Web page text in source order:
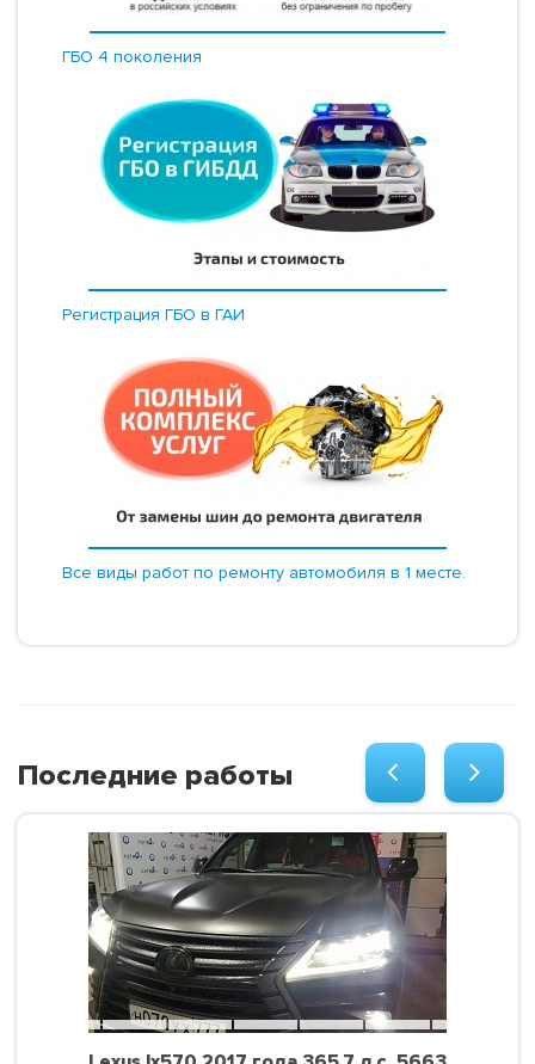
ГБО 4 поколения
Регистрация ГБО в ГАИ
Все виды работ по ремонту автомобиля в 1 месте.
Последние работы